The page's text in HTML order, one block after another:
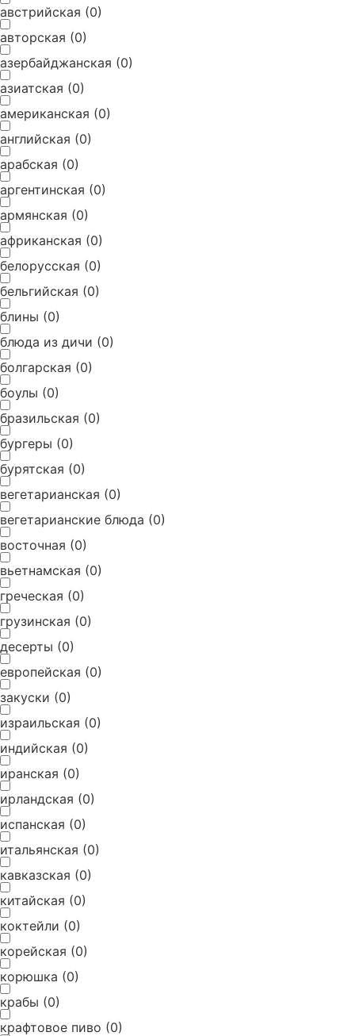
австрийская (0)
авторская (0)
азербайджанская (0)
азиатская (0)
американская (0)
английская (0)
арабская (0)
аргентинская (0)
армянская (0)
африканская (0)
белорусская (0)
бельгийская (0)
блины (0)
блюда из дичи (0)
болгарская (0)
боулы (0)
бразильская (0)
бургеры (0)
бурятская (0)
вегетарианская (0)
вегетарианские блюда (0)
восточная (0)
вьетнамская (0)
греческая (0)
грузинская (0)
десерты (0)
европейская (0)
закуски (0)
израильская (0)
индийская (0)
иранская (0)
ирландская (0)
испанская (0)
итальянская (0)
кавказская (0)
китайская (0)
коктейли (0)
корейская (0)
корюшка (0)
крабы (0)
крафтовое пиво (0)